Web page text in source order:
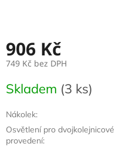
906 Kč
749 Kč bez DPH
cena:
Skladem (3 ks)
Nákolek:
Osvětlení pro dvojkolejnicové
provedení: